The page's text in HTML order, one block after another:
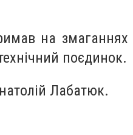
на змаганнях
поєдинок.
Лабатюк.